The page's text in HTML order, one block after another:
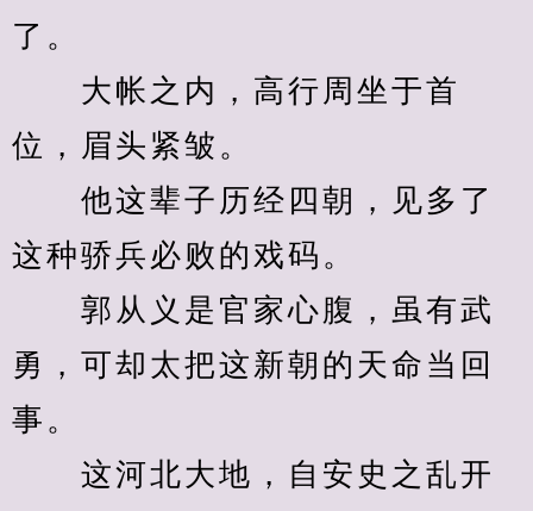
了。
大帐之内，高行周坐于首
位，眉头紧皱。
他这辈子历经四朝，见多了
这种骄兵必败的戏码。
郭从义是官家心腹，虽有武
勇，可却太把这新朝的天命当回
事。
这河北大地，自安史之乱开